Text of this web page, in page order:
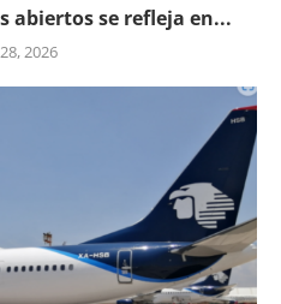
abiertos se refleja en...
2026